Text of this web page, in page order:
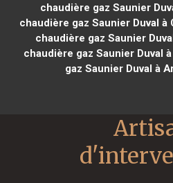
chaudière gaz Saunier
chaudière gaz Saunier Duval à
chaudière gaz Saunier
chaudière gaz Saunier Duval
gaz Saunier Duval à